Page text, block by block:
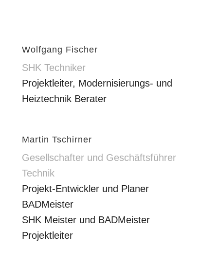
Wolfgang Fischer
SHK Techniker
Projektleiter, Modernisierungs- und
Heiztechnik Berater
Martin Tschirner
Gesellschafter und Geschäftsführer
Technik
Projekt-Entwickler und Planer
BADMeister
SHK Meister und BADMeister
Projektleiter